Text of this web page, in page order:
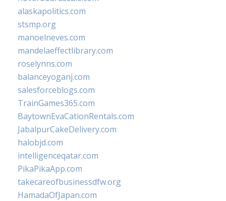
alaskapolitics.com
stsmp.org
manoelneves.com
mandelaeffectlibrary.com
roselynns.com
balanceyoganj.com
salesforceblogs.com
TrainGames365.com
BaytownEvaCationRentals.com
JabalpurCakeDelivery.com
halobjd.com
intelligenceqatar.com
PikaPikaApp.com
takecareofbusinessdfw.org
HamadaOfJapan.com